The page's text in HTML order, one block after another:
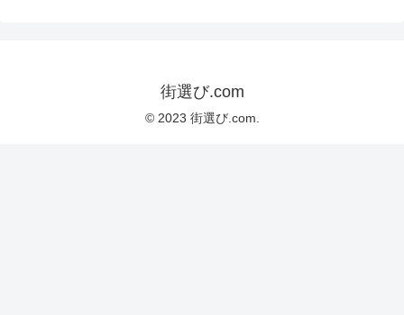
街選び.com
© 2023 街選び.com.